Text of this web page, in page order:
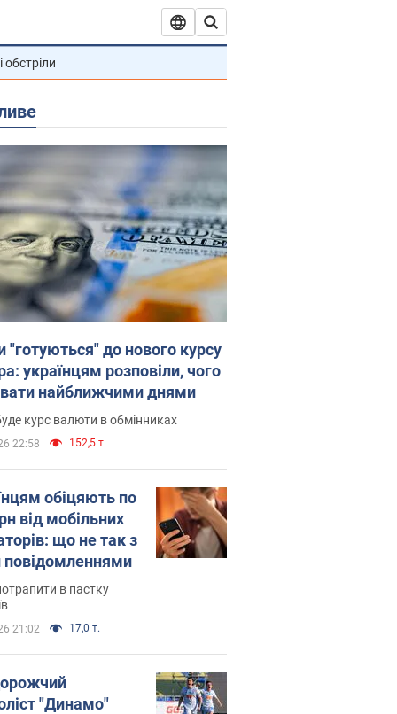
обстріли
"готуються" до нового курсу
українцям розповіли, чого
найближчими днями
курс валюти в обмінниках
22:58 152,5 т.
обіцяють по
від мобільних
що не так з
в пастку
21:02 17,0 т.
"Динамо"